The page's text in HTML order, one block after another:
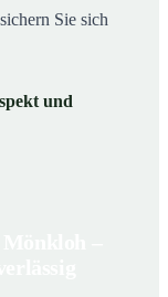
Sie sich
und